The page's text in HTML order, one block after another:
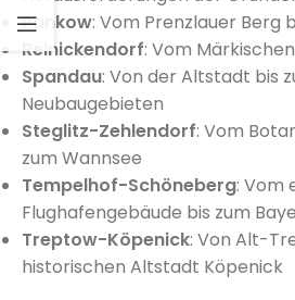
Pankow: Vom Prenzlauer Berg
Reinickendorf: Vom
Spandau: Von der Altstadt bis
Neubaugebieten
Steglitz-Zehlendorf: Vom
zum Wannsee
Tempelhof-Schöneberg: Vom
Flughafengebäude bis zum
Treptow-Köpenick: Von Alt-
historischen Altstadt Köpenick